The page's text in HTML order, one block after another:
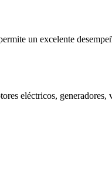
un excelente
eléctricos, generadores,